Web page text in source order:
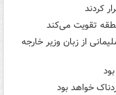
کردند
تقویت می‌کند
از زبان وزیر خارجه
خواهد بود